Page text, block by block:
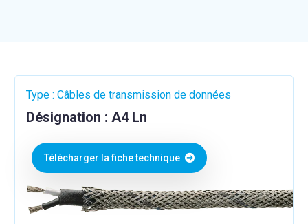
Type : Câbles de transmission de données
Désignation : A4 Ln
Télécharger la fiche technique